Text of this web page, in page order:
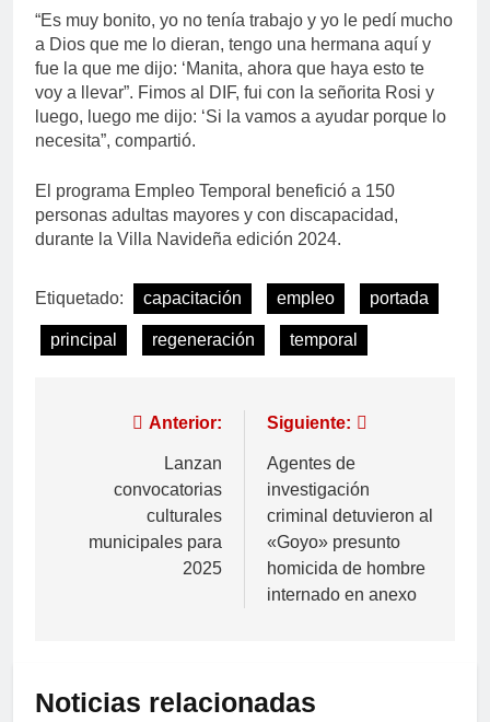
“Es muy bonito, yo no tenía trabajo y yo le pedí mucho
a Dios que me lo dieran, tengo una hermana aquí y
fue la que me dijo: ‘Manita, ahora que haya esto te
voy a llevar”. Fimos al DIF, fui con la señorita Rosi y
luego, luego me dijo: ‘Si la vamos a ayudar porque lo
necesita”, compartió.
El programa Empleo Temporal benefició a 150
personas adultas mayores y con discapacidad,
durante la Villa Navideña edición 2024.
Etiquetado: capacitación empleo portada
principal regeneración temporal
Anterior:
Lanzan
convocatorias
culturales
municipales para
2025
Siguiente:
Agentes de
investigación
criminal detuvieron al
«Goyo» presunto
homicida de hombre
internado en anexo
Noticias relacionadas